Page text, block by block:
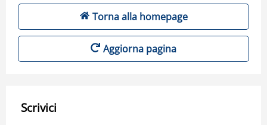
Torna alla homepage
Aggiorna pagina
Scrivici